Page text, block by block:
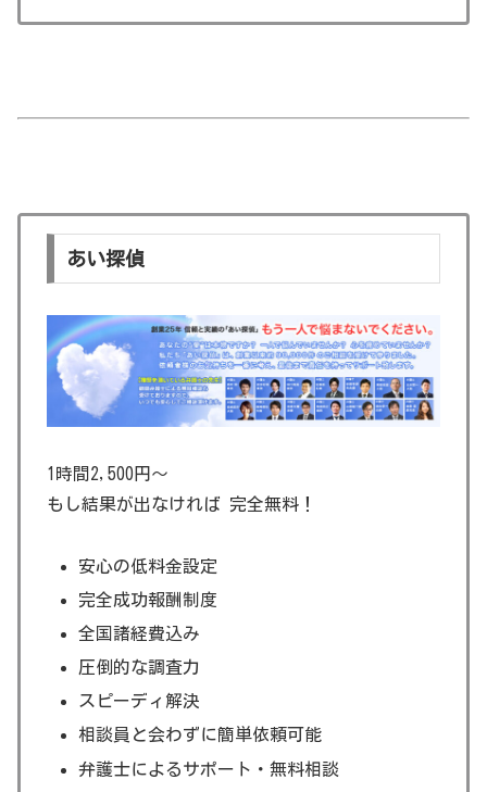
あい探偵
1時間2,500円～
もし結果が出なければ 完全無料！
安心の低料金設定
完全成功報酬制度
全国諸経費込み
圧倒的な調査力
スピーディ解決
相談員と会わずに簡単依頼可能
弁護士によるサポート・無料相談